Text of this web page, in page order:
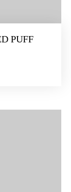
PUFF